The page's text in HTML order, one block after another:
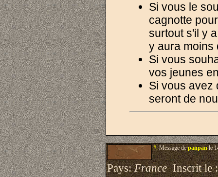
Si vous le
cagnotte
surtout s'il y
y aura moins
Si vous
vos jeunes
Si vous avez
seront de
#.Message depanpanle
Pays:FranceInscrit le